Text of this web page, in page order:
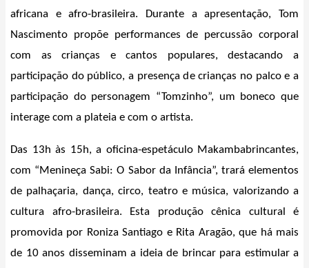
africana e afro-brasileira. Durante a apresentação, Tom
Nascimento propõe performances de percussão corporal
com as crianças e cantos populares, destacando a
participação do público, a presença de crianças no palco e a
participação do personagem “Tomzinho”, um boneco que
interage com a plateia e com o artista.
Das 13h às 15h, a oficina-espetáculo Makambabrincantes,
com “Menineça Sabi: O Sabor da Infância”, trará elementos
de palhaçaria, dança, circo, teatro e música, valorizando a
cultura afro-brasileira. Esta produção cênica cultural é
promovida por Roniza Santiago e Rita Aragão, que há mais
de 10 anos disseminam a ideia de brincar para estimular a